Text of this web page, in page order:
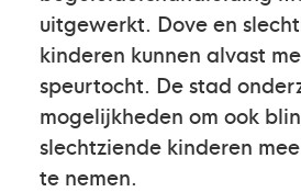
uitgewerkt. Dove en
kinderen kunnen alvast
speurtocht. De stad
mogelijkheden om ook
slechtziende kinderen
te nemen.